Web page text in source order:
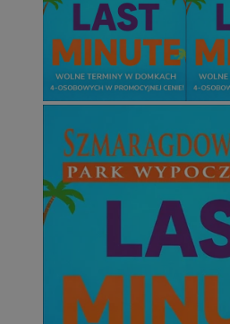
euds
VISITOR_PRIVACY_METADATA
Google Privacy Policy